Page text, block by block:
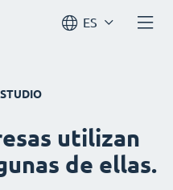
ES
utilizan
de ellas.